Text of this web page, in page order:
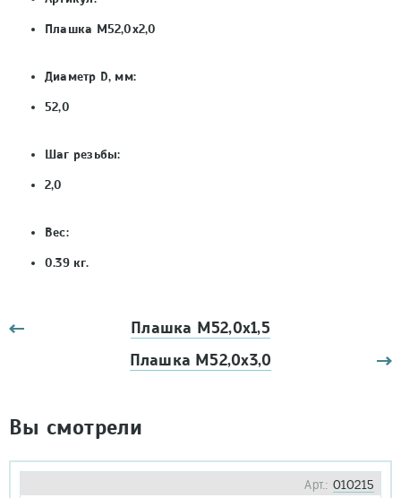
Плашка М52,0х2,0
Диаметр D, мм:
52,0
Шаг резьбы:
2,0
Вес:
0.39 кг.
Плашка М52,0х1,5
Плашка М52,0х3,0
Вы смотрели
Арт.: 010215